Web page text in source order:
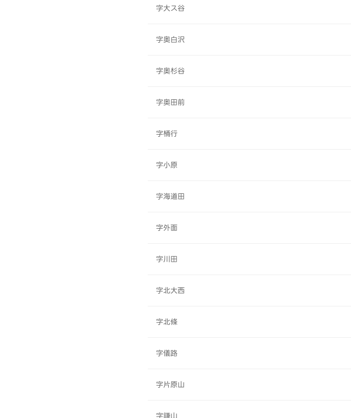
字大ス谷
字奥白沢
字奥杉谷
字奥田前
字桶行
字小原
字海道田
字外面
字川田
字北大西
字北條
字儀路
字片原山